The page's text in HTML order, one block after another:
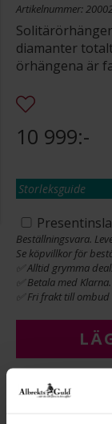
Artikelnummer:
diamanter
örhängena är
10 999:-
Storleksguide
Beställningsvara.
Se köpvillkor för
✅ Alltid grymma
✅ Betala med Klarna.
✅ Fri frakt till
Köpvillkor för